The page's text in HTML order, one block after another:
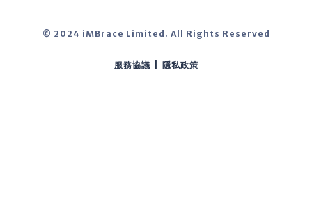
© 2024 iMBrace Limited. All Rights Reserved
服務協議 隱私政策